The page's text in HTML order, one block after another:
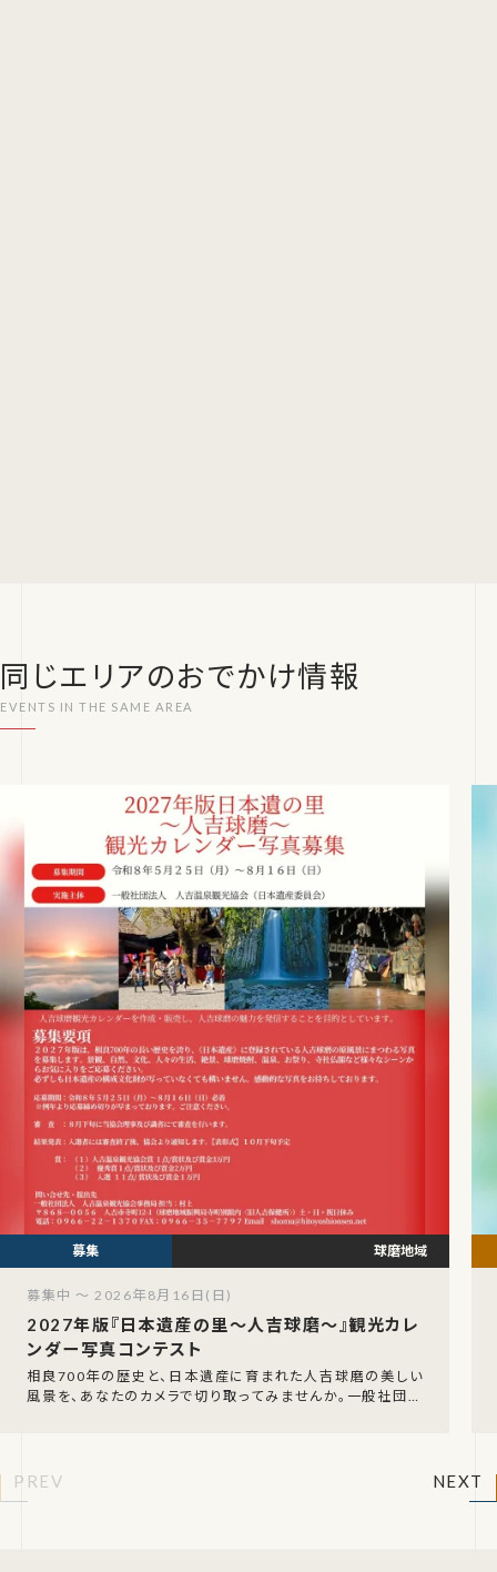
同じエリアのおでかけ情報
2027年版『日本遺産の里〜人吉球磨〜』観光カレ
ンダー写真コンテスト
相良700年の歴史と、日本遺産に育まれた人吉球磨の美しい
風景を、あなたのカメラで切り取ってみませんか。一般社団法
球磨地域
募集中 ～ 2026年8月16日(日)
PREV NEXT